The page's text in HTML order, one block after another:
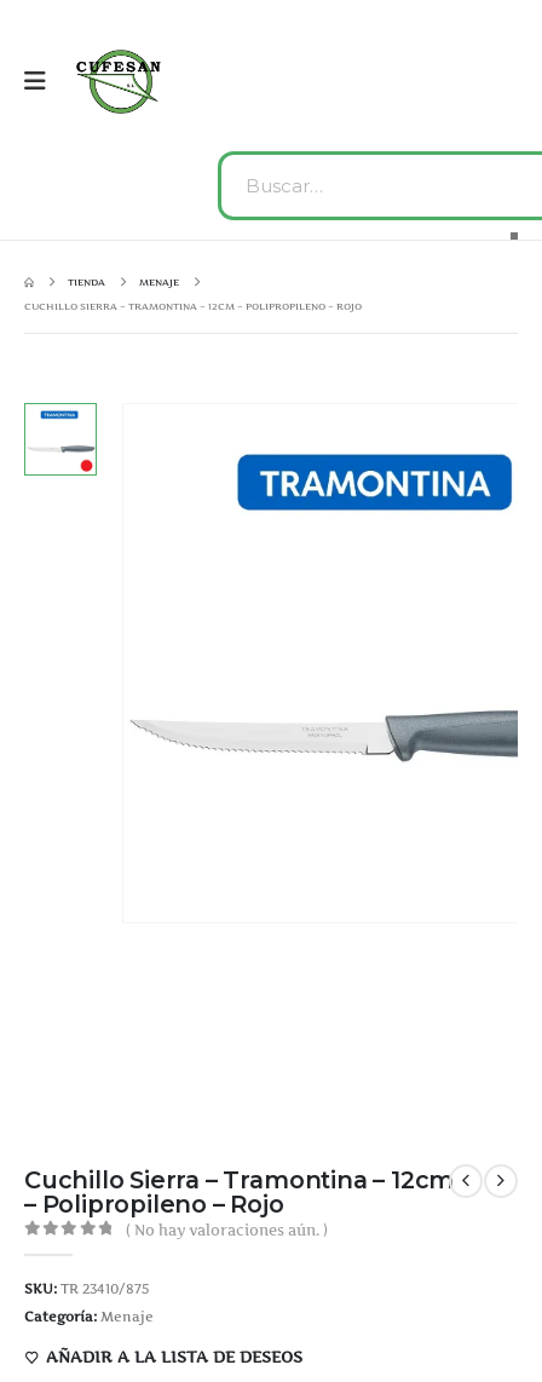
TIENDA
MENAJE
CUCHILLO SIERRA – TRAMONTINA – 12CM – POLIPROPILENO – ROJO
Cuchillo Sierra – Tramontina – 12cm
– Polipropileno – Rojo
( No hay valoraciones aún. )
SKU: TR 23410/875
Categoría: Menaje
AÑADIR A LA LISTA DE DESEOS